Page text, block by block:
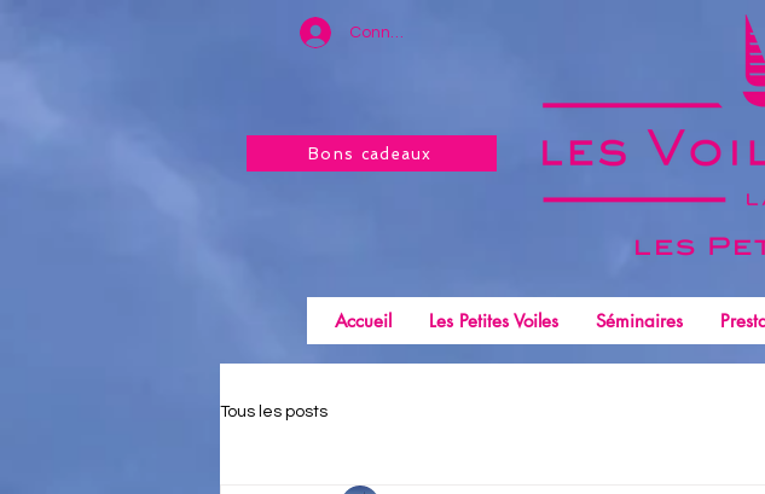
Connexion
Bons cadeaux
les
Accueil Les Petites Voiles Séminaires
Tous les posts